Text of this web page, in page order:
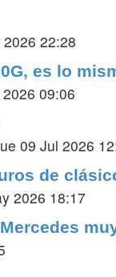
22:28
es lo
09:06
09 Jul 2026
de
2026 18:17